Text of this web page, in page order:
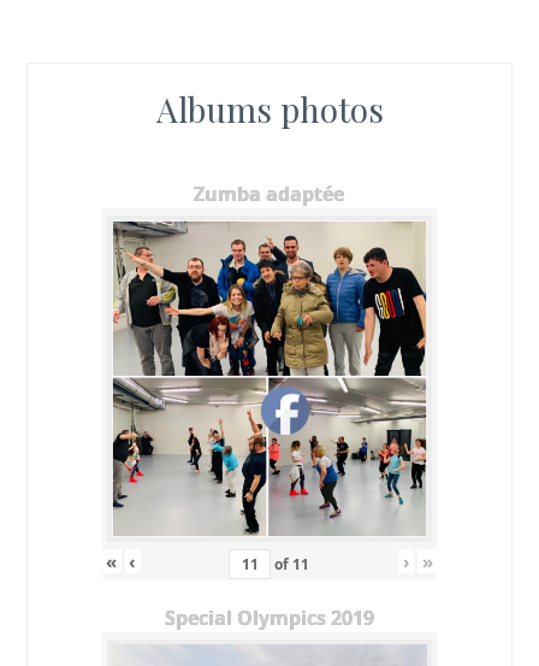
Albums photos
Zumba adaptée
« ‹ of 11 › »
Special Olympics 2019